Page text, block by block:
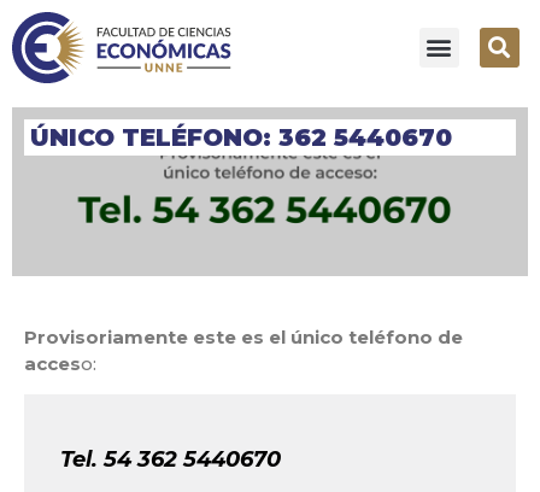
ÚNICO TELÉFONO: 362 5440670
Provisoriamente este es el único teléfono de
acceso:
Tel. 54 362 5440670